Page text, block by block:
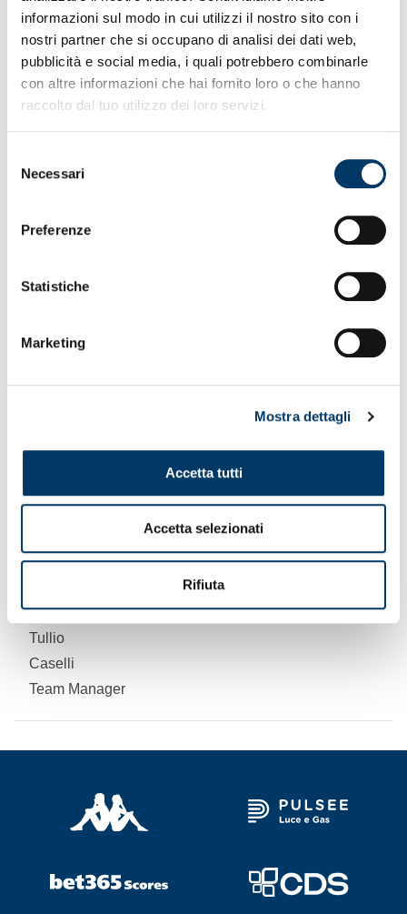
informazioni sul modo in cui utilizzi il nostro sito con i
nostri partner che si occupano di analisi dei dati web,
pubblicità e social media, i quali potrebbero combinarle
con altre informazioni che hai fornito loro o che hanno
raccolto dal tuo utilizzo dei loro servizi.
delNecessari
Preferenze
Statistiche
Marketing
Mostra dettagli
Accetta tutti
Accetta selezionati
Rifiuta
Calciatore di Campo
Incerti
Maltese
Chiarotti
Proglio
Tullio
Caselli
Team Manager